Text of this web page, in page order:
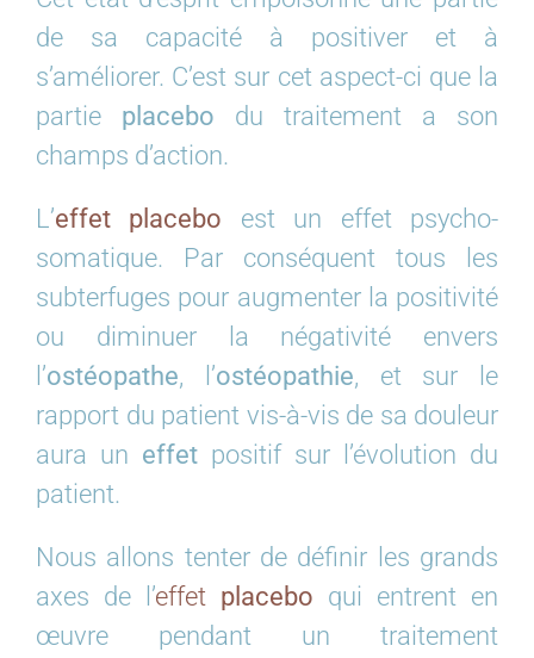
de sa capacité à positiver et à
s’améliorer. C’est sur cet aspect-ci que la
partie placebo du traitement a son
champs d’action.
L’effet placebo est un effet psycho-
somatique. Par conséquent tous les
subterfuges pour augmenter la positivité
ou diminuer la négativité envers
l’ostéopathe, l’ostéopathie, et sur le
rapport du patient vis-à-vis de sa douleur
aura un effet positif sur l’évolution du
patient.
Nous allons tenter de définir les grands
axes de l’effet placebo qui entrent en
œuvre pendant un traitement